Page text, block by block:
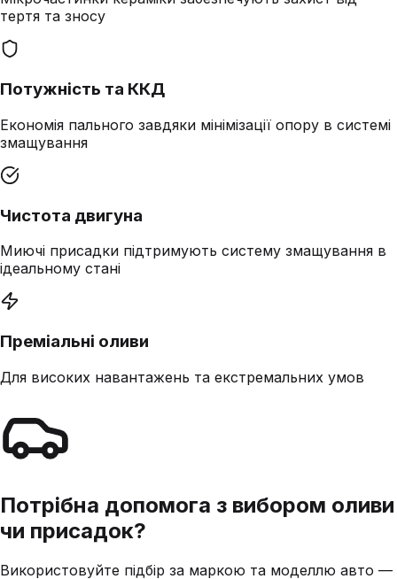
тертя та зносу
Потужність та ККД
Економія пального завдяки мінімізації опору в системі
змащування
Чистота двигуна
Миючі присадки підтримують систему змащування в
ідеальному стані
Преміальні оливи
Для високих навантажень та екстремальних умов
Потрібна допомога з вибором оливи
чи присадок?
Використовуйте підбір за маркою та моделлю авто —